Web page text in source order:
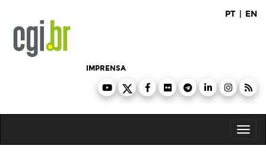
conteúdo
PT | EN
IMPRENSA